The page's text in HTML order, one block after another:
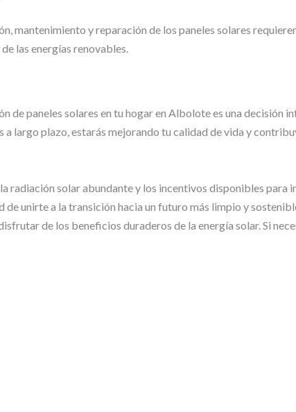
mantenimiento y reparación de los paneles solares
las energías renovables.
de paneles solares en tu hogar en Albolote es una
a largo plazo, estarás mejorando tu calidad de vida y
radiación solar abundante y los incentivos disponibles para
de unirte a la transición hacia un futuro más limpio y
de los beneficios duraderos de la energía solar. Si